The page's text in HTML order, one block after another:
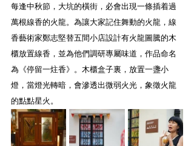
每逢中秋節，大坑的橫街，必會出現一條插着過
萬根線香的火龍。為讓大家記住舞動的火龍，線
香藝術家鄭志堅替五間小店設計有火龍圖騰的木
櫃放置線香，並為他們調研專屬味道，作品命名
為《停留一炷香》。木櫃盒子裏，放置一盞小
燈，當燈光轉暗，會滲透出微弱火光，象徵火龍
的點點星火。